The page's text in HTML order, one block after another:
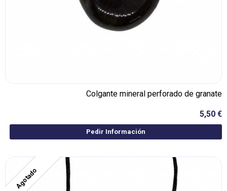
Colgante mineral perforado de granate
5,50 €
Pedir Información
Agotado